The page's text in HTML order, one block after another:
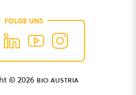
FOLGE UNS
© 2026 bio austria